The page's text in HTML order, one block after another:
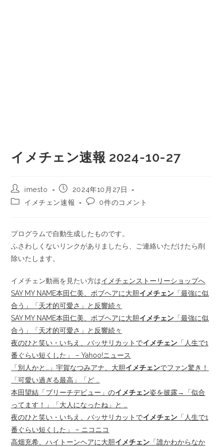
イメチェン速報 2024-10-27
imesto
2024年10月27日
イメチェン速報
0件のコメント
プログラムで自動生成したものです。
ふさわしくないリンクがありましたら、ご連絡いただけたら削
除いたします。
イメチェン動画を見たい方はイメチェンストーリーショップへ
SAY MY NAME本田仁美、ボブヘアに大胆イメチェン 「最強に似
合う」「天才的可愛さ」と反響続々
SAY MY NAME本田仁美、ボブヘアに大胆イメチェン 「最強に似
合う」「天才的可愛さ」と反響続々
夜のひと笑い・いちえ、バッサリカットでイメチェン 「人生で1
番ぐらい短くした」 – Yahoo!ニュース
「別人かと…」宇賀なつみアナ、大胆イメチェンでファン驚き！
「可愛い過ぎる最高」「ど …
本田望結「ブリーチデビュー」のイメチェン姿を披露→「似合
ってます！」「大人になったね」と …
夜のひと笑い・いちえ、バッサリカットでイメチェン 「人生で1
番ぐらい短くした」 – ニコニコ
高畑充希、ハイトーンヘアに大胆イメチェン 「誰かわからなか